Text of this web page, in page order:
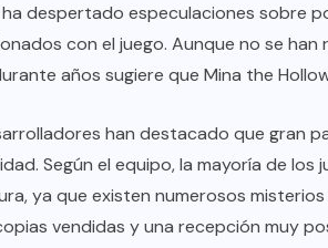
despertado especulaciones sobre
con el juego. Aunque no se han
años sugiere que Mina the
han destacado que gran
Según el equipo, la mayoría de
ya que existen numerosos
vendidas y una recepción muy